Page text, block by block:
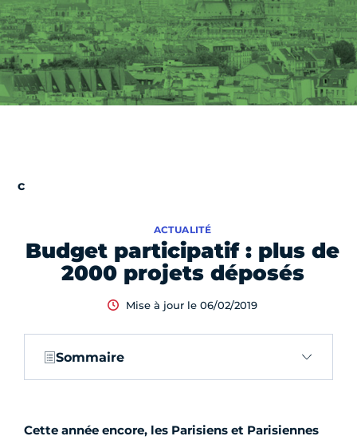
Budget participatif : plus de
2000 projets déposés
ACTUALITÉ
Mise à jour le 06/02/2019
Sommaire
Cette année encore, les Parisiens et Parisiennes